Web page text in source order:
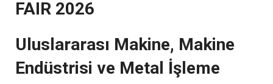
FAIR 2026
Uluslararası Makine, Makine
Endüstrisi ve Metal İşleme